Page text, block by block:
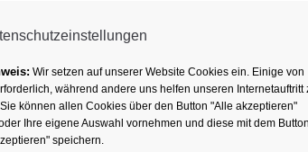
Übernachten Für Ihre
Wir setzen auf unserer Website Cookies ein. Einige von
während andere uns helfen unseren Internetauftritt
können allen Cookies über den Button "Alle akzeptieren"
Ihre eigene Auswahl vornehmen und diese mit dem Button
speichern.